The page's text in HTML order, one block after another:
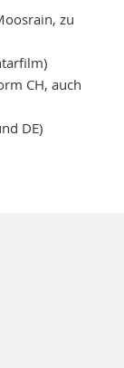
zu
CH, auch
DE)